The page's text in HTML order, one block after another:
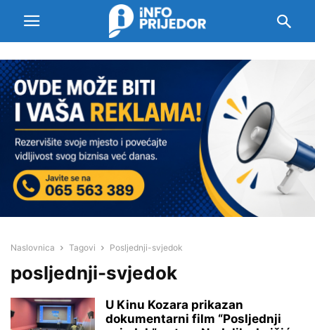
Naslovnica Tagovi Posljednji-svjedok
posljednji-svjedok
U Kinu Kozara prikazan
dokumentarni film “Posljednji